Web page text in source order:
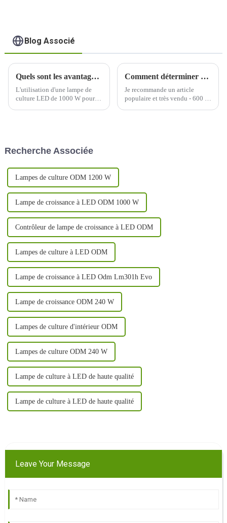
Blog Associé
Quels sont les avantages du jardinage intérieur lorsqu'on utilise une lampe de culture LED de 1000 W ?
L'utilisation d'une lampe de
culture LED de 1000 W pour le
avantages :
Comment déterminer quelle longueur d’onde de lumière est nécessaire à la croissance de votre plante ?
Je recommande un article
populaire et très vendu - 600 W
Recherche Associée
Lampes de culture ODM 1200 W
Lampe de croissance à LED ODM 1000 W
Contrôleur de lampe de croissance à LED ODM
Lampes de culture à LED ODM
Lampe de croissance à LED Odm Lm301h Evo
Lampe de croissance ODM 240 W
Lampes de culture d'intérieur ODM
Lampes de culture ODM 240 W
Lampe de culture à LED de haute qualité
Lampe de culture à LED de haute qualité
Leave Your Message